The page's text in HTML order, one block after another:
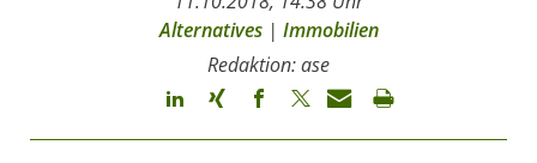
Alternatives| Immobilien
Redaktion: ase